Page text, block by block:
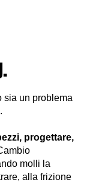
sia un problema
progettare,
molli la
alla frizione